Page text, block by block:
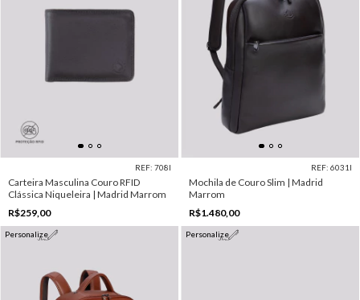
REF: 708I
Carteira Masculina Couro RFID
Clássica Niqueleira | Madrid Marrom
R$259,00
REF: 6031I
Mochila de Couro Slim | Madrid
Marrom
R$1.480,00
Personalize Personalize